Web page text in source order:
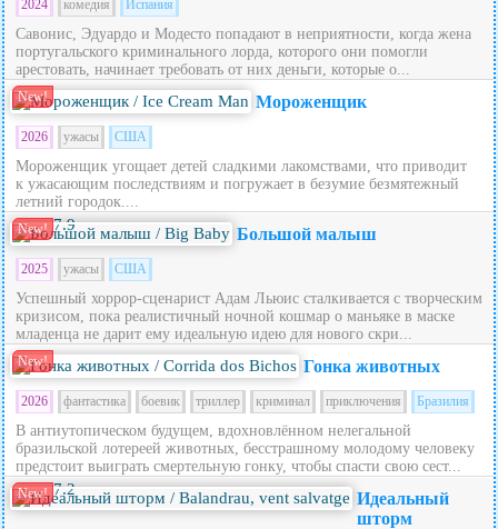
2024 комедия Испания
Савонис, Эдуардо и Модесто попадают в неприятности, когда жена
португальского криминального лорда, которого они помогли
арестовать, начинает требовать от них деньги, которые о...
New! Мороженщик
2026 ужасы США
Мороженщик угощает детей сладкими лакомствами, что приводит
к ужасающим последствиям и погружает в безумие безмятежный
летний городок....
New! 7.9 Большой малыш
2025 ужасы США
Успешный хоррор-сценарист Адам Льюис сталкивается с творческим
кризисом, пока реалистичный ночной кошмар о маньяке в маске
младенца не дарит ему идеальную идею для нового скри...
New! Гонка животных
2026 фантастика боевик триллер криминал приключения Бразилия
В антиутопическом будущем, вдохновлённом нелегальной
бразильской лотереей животных, бесстрашному молодому человеку
предстоит выиграть смертельную гонку, чтобы спасти свою сест...
New! 7.2
Идеальный
шторм